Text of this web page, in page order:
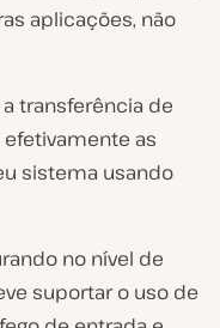
aplicações, não
a transferência de
as
sistema usando
no nível de
suportar o uso de